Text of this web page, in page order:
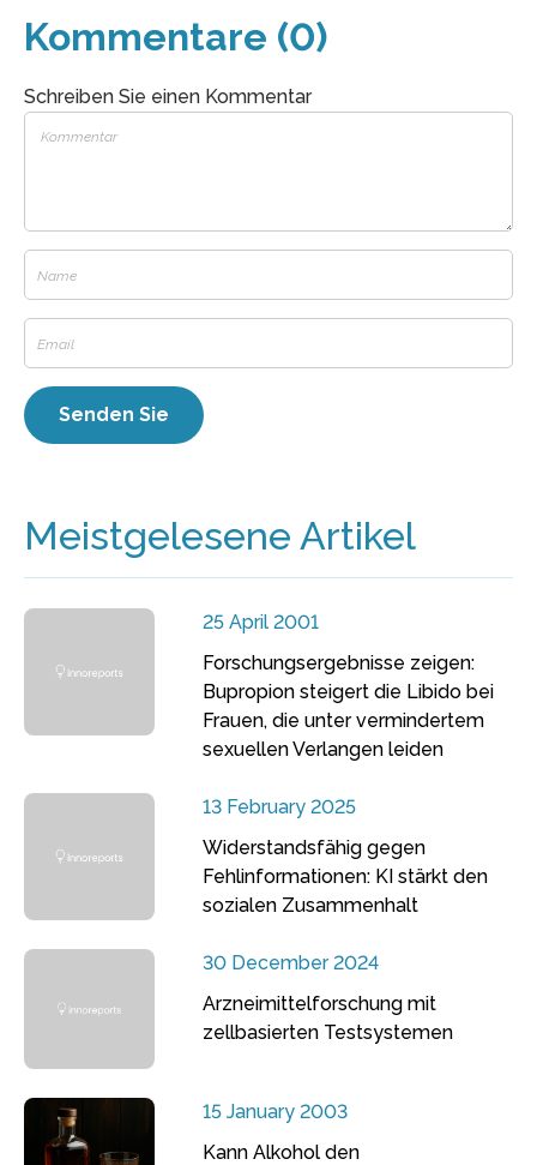
Kommentare (0)
Schreiben Sie einen Kommentar
Meistgelesene Artikel
25 April 2001
Forschungsergebnisse zeigen:
Bupropion steigert die Libido bei
Frauen, die unter vermindertem
sexuellen Verlangen leiden
13 February 2025
Widerstandsfähig gegen
Fehlinformationen: KI stärkt den
sozialen Zusammenhalt
30 December 2024
Arzneimittelforschung mit
zellbasierten Testsystemen
15 January 2003
Kann Alkohol den